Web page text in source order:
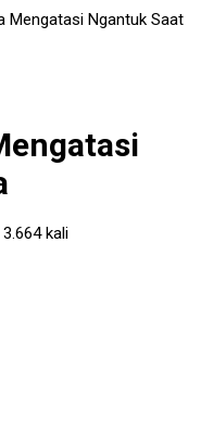
Mengatasi Ngantuk Saat
kali